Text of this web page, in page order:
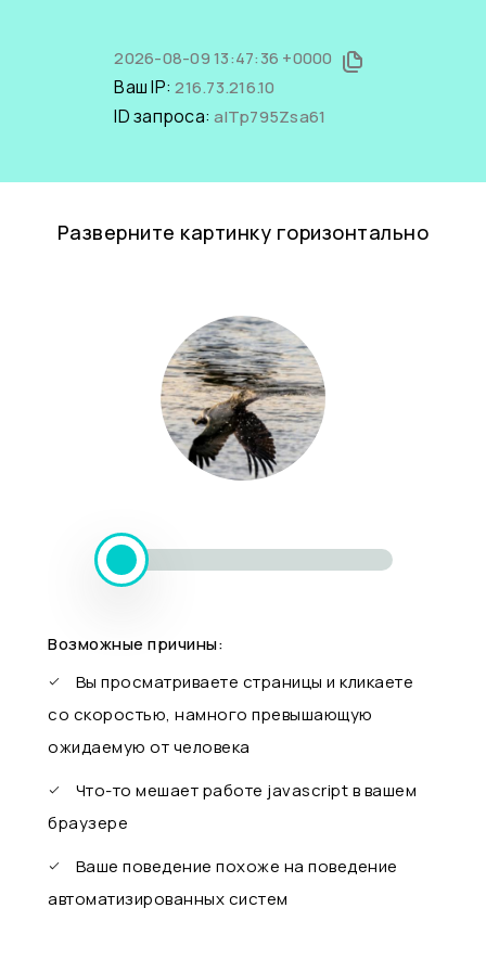
2026-08-09 13:47:36 +0000
Ваш IP:216.73.216.10
ID запроса:alTp795Zsa61
Разверните картинку горизонтально
Возможные причины:
Вы просматриваете страницы и кликаете
со скоростью, намного превышающую
ожидаемую от человека
Что-то мешает работе javascript в вашем
браузере
Ваше поведение похоже на поведение
автоматизированных систем